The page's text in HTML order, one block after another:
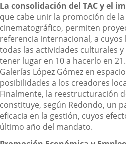
La consolidación del TAC y el
que cabe unir la promoción de
cinematográfico, permiten
referencia internacional, a
todas las actividades culturales
tener lugar en 10 a hacerlo en
Galerías López Gómez en
posibilidades a los creadores
Finalmente, la reestructuración
constituye, según Redondo, un
eficacia en la gestión, cuyos
último año del mandato.